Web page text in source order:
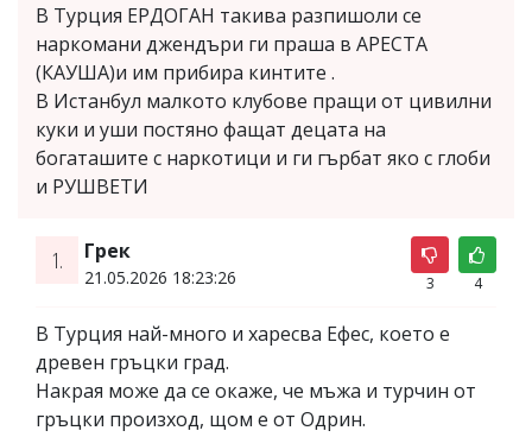
В Турция ЕРДOГАН такива разпишоли се
наркомани джендъри ги праша в АРЕСТА
(КАУША)и им прибира кинтите .
В Истанбул малкото клубове пращи от цивилни
куки и уши постяно фащат децата на
богаташите с наркотици и ги гърбат яко с глоби
и РУШВЕТИ
1. Грек
21.05.2026 18:23:26 3 4
В Турция най-много и харесва Ефес, което е
древен гръцки град.
Накрая може да се окаже, че мъжа и турчин от
гръцки произход, щом е от Одрин.